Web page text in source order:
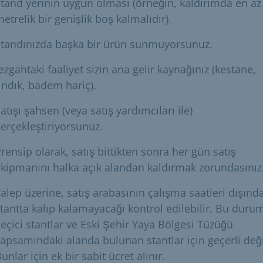
bir genişlik boş kalmalıdır).
başka bir ürün sunmuyorsunuz.
faaliyet sizin ana gelir kaynağınız (kestane,
badem hariç).
şahsen (veya satış yardımcıları ile)
olarak, satış bittikten sonra her gün satış
halka açık alandan kaldırmak
üzerine, satış arabasının çalışma saatleri
kalıp kalamayacağı kontrol edilebilir. Bu
stantlar ve Eski Şehir Yaya Bölgesi Tüzüğü
alanda bulunan stantlar için geçerli
için ek bir sabit ücret alınır.